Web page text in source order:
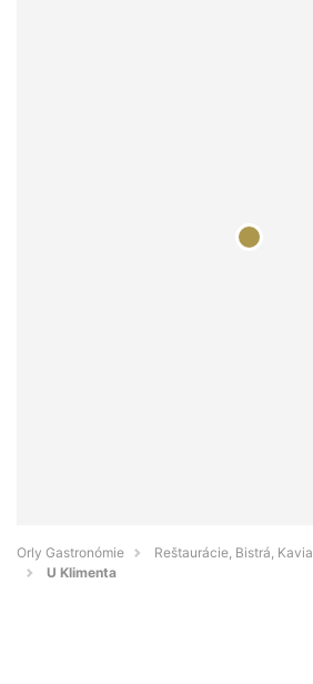
Orly Gastronómie
Reštaurácie, Bistrá,
U Klimenta